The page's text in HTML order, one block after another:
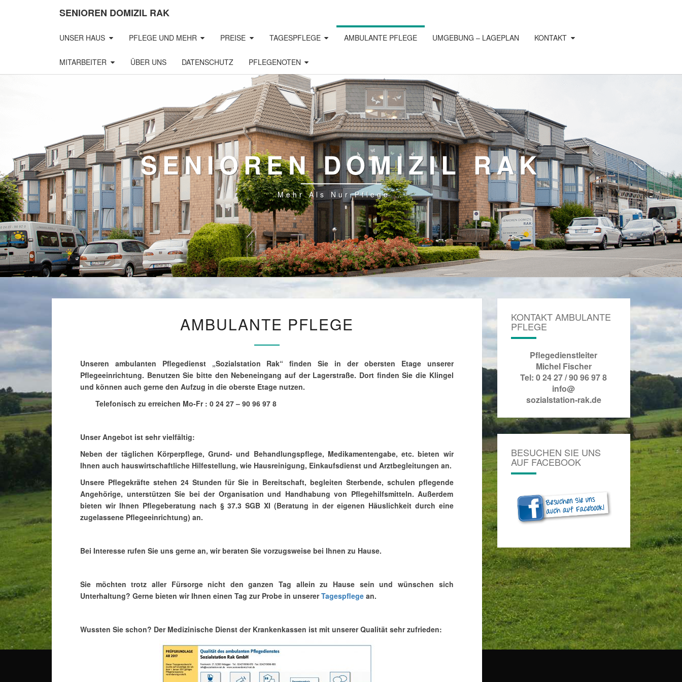
SENIOREN DOMIZIL RAK
UNSER HAUS PFLEGE UND MEHR PREISE TAGESPFLEGE AMBULANTE PFLEGE UMGEBUNG – LAGEPLAN KONTAKT
MITARBEITER ÜBER UNS DATENSCHUTZ PFLEGENOTEN
SENIOREN DOMIZIL RAK
Mehr Als Nur Pflege …
M
B
A
N
T
E
P
E
AMBULANTE PFLEGE
Unseren ambulanten Pflegedienst „Sozialstation Rak“ finden Sie in der obersten Etage unserer
Pflegeeinrichtung. Benutzen Sie bitte den Nebeneingang auf der Lagerstraße. Dort finden Sie die Klingel
und können auch gerne den Aufzug in die oberste Etage nutzen.
Telefonisch zu erreichen Mo-Fr : 0 24 27 – 90 96 97 8
Unser Angebot ist sehr vielfältig:
Neben der täglichen Körperpflege, Grund- und Behandlungspflege, Medikamentengabe, etc. bieten wir
Ihnen auch hauswirtschaftliche Hilfestellung, wie Hausreinigung, Einkaufsdienst und Arztbegleitungen an.
Unsere Pflegekräfte stehen 24 Stunden für Sie in Bereitschaft, begleiten Sterbende, schulen pflegende
Angehörige, unterstützen Sie bei der Organisation und Handhabung von Pflegehilfsmitteln. Außerdem
bieten wir Ihnen Pflegeberatung nach § 37.3 SGB XI (Beratung in der eigenen Häuslichkeit durch eine
zugelassene Pflegeeinrichtung) an.
Bei Interesse rufen Sie uns gerne an, wir beraten Sie vorzugsweise bei Ihnen zu Hause.
Sie möchten trotz aller Fürsorge nicht den ganzen Tag allein zu Hause sein und wünschen sich
Unterhaltung? Gerne bieten wir Ihnen einen Tag zur Probe in unsererTagespflege an.
Wussten Sie schon? Der Medizinische Dienst der Krankenkassen ist mit unserer Qualität sehr zufrieden:
KONTAKT AMBULANTE
PFLEGE
Pflegedienstleiter
Michel Fischer
Tel: 0 24 27 / 90 96 97 8
info@
sozialstation-rak.de
BESUCHEN SIE UNS
AUF FACEBOOK